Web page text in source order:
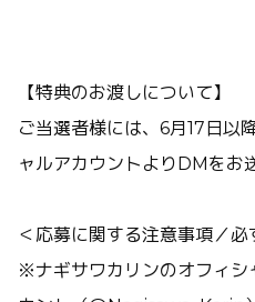
【特典のお渡しについて】
ご当選者様には、6月17日以
ャルアカウントよりDMをお
＜応募に関する注意事項／必
※ナギサワカリンのオフィ